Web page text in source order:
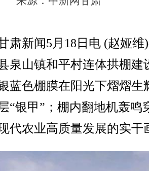
新闻5月18日电 (赵娅维
泉山镇和平村连体拱棚建
蓝色棚膜在阳光下熠熠生
“银甲”；棚内翻地机轰鸣
代农业高质量发展的实干